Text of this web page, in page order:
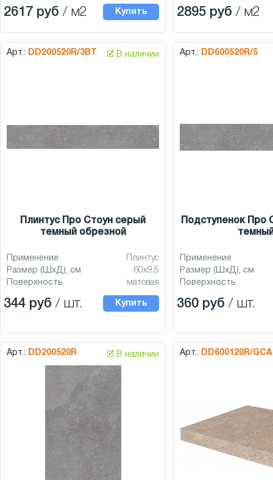
2617 руб / м2 Купить 2895 руб / м2
Арт.: DD200520R/3BT 🗹 В наличии
Плинтус Про Стоун серый
темный обрезной
Применение
Плинтус
Размер (ШхД), см
60x9,5
Поверхность
матовая
344 руб / шт. Купить
Арт.: DD600520R/5
Подступенок Про
Применение
Размер (ШхД), см
Поверхность
360 руб / шт.
Арт.: DD200520R 🗹 В наличии Арт.: DD600120R/GCA